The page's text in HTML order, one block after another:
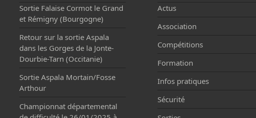
Sortie Falaise Cormot le Grand
et Rémigny (Bourgogne)
Retour sur la sortie Aspala
dans les Gorges de la Jonte-
Dourbie-Tarn (Occitanie)
Sortie Aspala Mortain/Fosse
Arthour
Championnat départemental
Actus
Association
Compétitions
Formation
Infos pratiques
Sécurité